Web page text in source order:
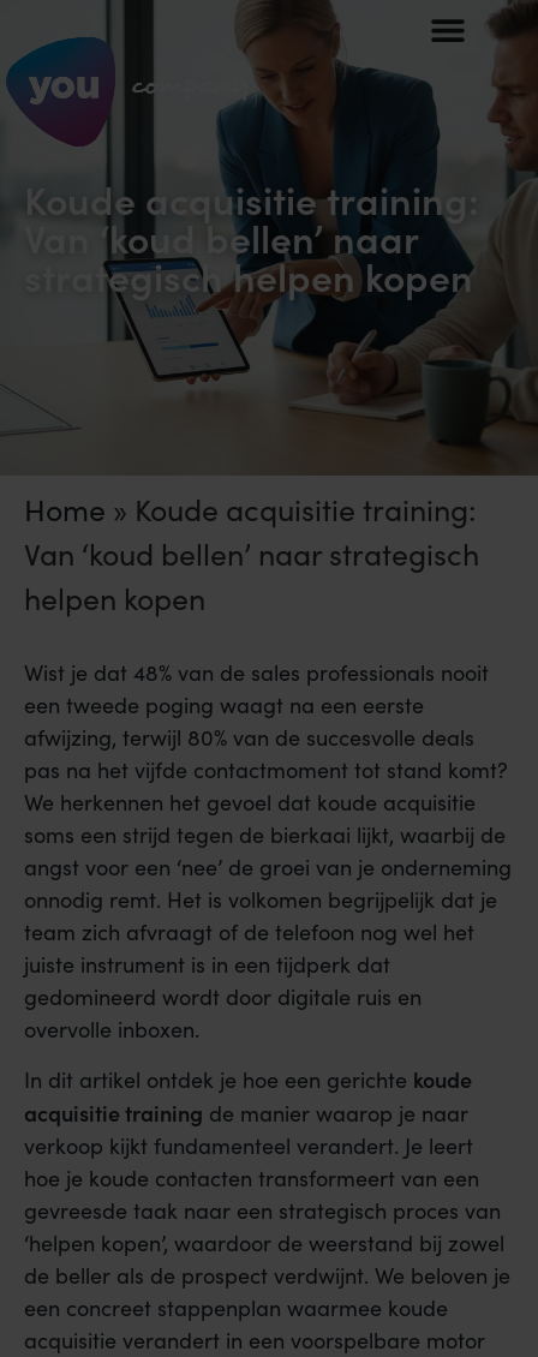
Koude acquisitie training:
Van ‘koud bellen’ naar
strategisch helpen kopen
Home » Koude acquisitie training:
Van ‘koud bellen’ naar strategisch
helpen kopen
Wist je dat 48% van de sales professionals nooit
een tweede poging waagt na een eerste
afwijzing, terwijl 80% van de succesvolle deals
pas na het vijfde contactmoment tot stand komt?
We herkennen het gevoel dat koude acquisitie
soms een strijd tegen de bierkaai lijkt, waarbij de
angst voor een ‘nee’ de groei van je onderneming
onnodig remt. Het is volkomen begrijpelijk dat je
team zich afvraagt of de telefoon nog wel het
juiste instrument is in een tijdperk dat
gedomineerd wordt door digitale ruis en
overvolle inboxen.
In dit artikel ontdek je hoe een gerichte koude
acquisitie training de manier waarop je naar
verkoop kijkt fundamenteel verandert. Je leert
hoe je koude contacten transformeert van een
gevreesde taak naar een strategisch proces van
‘helpen kopen’, waardoor de weerstand bij zowel
de beller als de prospect verdwijnt. We beloven je
een concreet stappenplan waarmee koude
acquisitie verandert in een voorspelbare motor